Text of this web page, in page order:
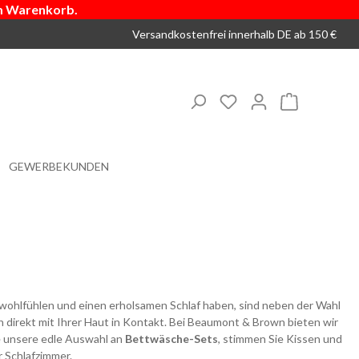
Warenkorb.
Versandkostenfrei innerhalb DE ab 150 €
Du hast 0 Produkte
GEWERBEKUNDEN
und einen erholsamen Schlaf haben, sind neben der Wahl
mit Ihrer Haut in Kontakt. Bei Beaumont & Brown bieten wir
edle Auswahl an Bettwäsche-Sets, stimmen Sie Kissen und